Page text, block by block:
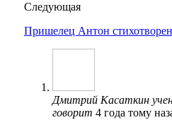
Следующая
Пришелец Антон
Дмитрий Касаткин
говорит 4 года тому